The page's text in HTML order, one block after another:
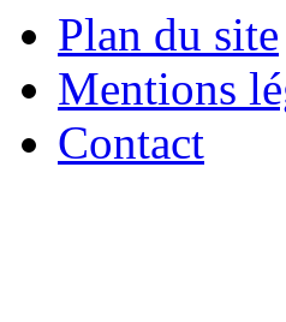
Plan du site
Mentions
Contact